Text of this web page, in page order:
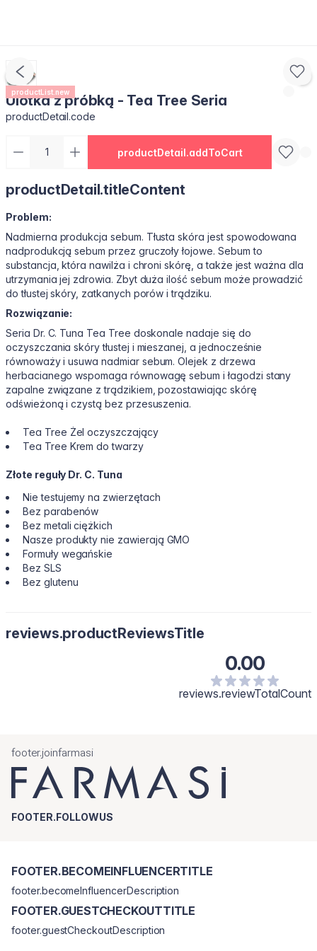
productList.new
Ulotka z próbką - Tea Tree Seria
productDetail.code
productDetail.addToCart
productDetail.titleContent
Problem:
Nadmierna produkcja sebum. Tłusta skóra jest spowodowana
nadprodukcją sebum przez gruczoły łojowe. Sebum to
substancja, która nawilża i chroni skórę, a także jest ważna dla
utrzymania jej zdrowia. Zbyt duża ilość sebum może prowadzić
do tłustej skóry, zatkanych porów i trądziku.
Rozwiązanie:
Seria Dr. C. Tuna Tea Tree doskonale nadaje się do
oczyszczania skóry tłustej i mieszanej, a jednocześnie
równoważy i usuwa nadmiar sebum. Olejek z drzewa
herbacianego wspomaga równowagę sebum i łagodzi stany
zapalne związane z trądzikiem, pozostawiając skórę
odświeżoną i czystą bez przesuszenia.
Tea Tree Żel oczyszczający
Tea Tree Krem do twarzy
Złote reguły Dr. C. Tuna
Nie testujemy na zwierzętach
Bez parabenów
Bez metali ciężkich
Nasze produkty nie zawierają GMO
Formuły wegańskie
Bez SLS
Bez glutenu
reviews.productReviewsTitle
0.00
reviews.reviewTotalCount
footer.joinfarmasi
FOOTER.FOLLOWUS
FOOTER.BECOMEINFLUENCERTITLE
footer.becomeInfluencerDescription
FOOTER.GUESTCHECKOUTTITLE
footer.guestCheckoutDescription